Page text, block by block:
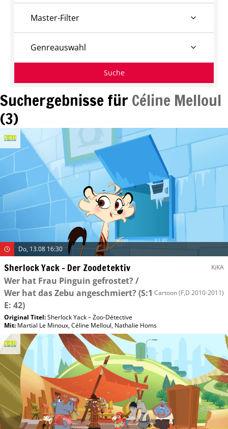
Suchergebnisse für Céline Melloul
(3)
Do, 13.08 16:30
Sherlock Yack – Der Zoodetektiv KiKA
Wer hat Frau Pinguin gefrostet? /
Wer hat das Zebu angeschmiert?(S:1
E: 42)
Cartoon(F,D 2010-2011)
Original Titel:Sherlock Yack – Zoo-Détective
Mit: Martial Le Minoux,Céline Melloul, Nathalie Homs
Master-Filter
Genreauswahl
Suche